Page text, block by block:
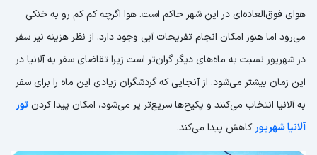
هوای فوق‌العاده‌ای در این شهر حاکم است. هوا اگرچه کم کم رو به خنکی
می‌رود اما هنوز امکان انجام تفریحات آبی وجود دارد. از نظر هزینه نیز سفر
در شهریور نسبت به ماه‌های دیگر گران‌تر است زیرا تقاضای سفر به آلانیا در
این زمان بیشتر می‌شود. از آنجایی که گردشگران زیادی این ماه را برای سفر
به آلانیا انتخاب می‌کنند و پکیج‌ها سریع‌تر پر می‌شود، امکان پیدا کردن تور
آلانیا شهریورکاهش پیدا می‌کند.